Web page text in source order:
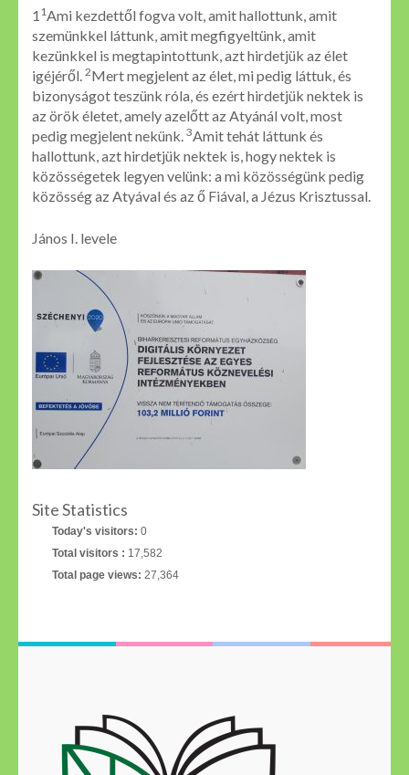
1 1Ami kezdettől fogva volt, amit hallottunk, amit
szemünkkel láttunk, amit megfigyeltünk, amit
kezünkkel is megtapintottunk, azt hirdetjük az élet
igéjéről. 2Mert megjelent az élet, mi pedig láttuk, és
bizonyságot teszünk róla, és ezért hirdetjük nektek is
az örök életet, amely azelőtt az Atyánál volt, most
pedig megjelent nekünk. 3Amit tehát láttunk és
hallottunk, azt hirdetjük nektek is, hogy nektek is
közösségetek legyen velünk: a mi közösségünk pedig
közösség az Atyával és az ő Fiával, a Jézus Krisztussal.
János I. levele
Site Statistics
Today's visitors: 0
Total visitors : 17,582
Total page views: 27,364